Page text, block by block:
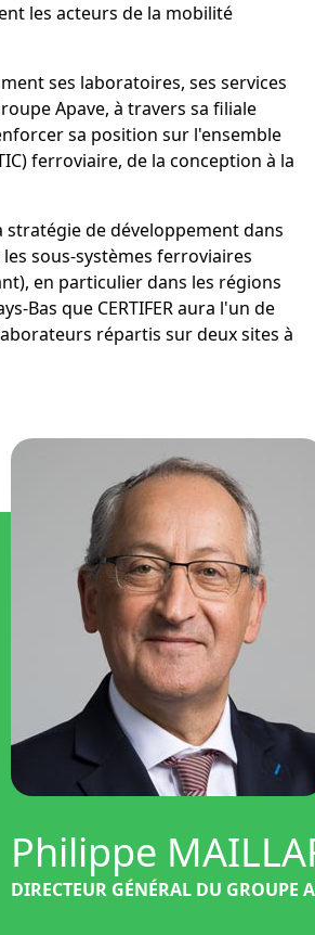
les acteurs de la mobilité
ses laboratoires, ses services
Apave, à travers sa filiale
sa position sur l'ensemble
ferroviaire, de la conception à la
stratégie de développement dans
sous-systèmes ferroviaires
en particulier dans les régions
Bas que CERTIFER aura l'un de
répartis sur deux sites à
Philippe
DIRECTEUR GÉNÉRAL DU GROUPE